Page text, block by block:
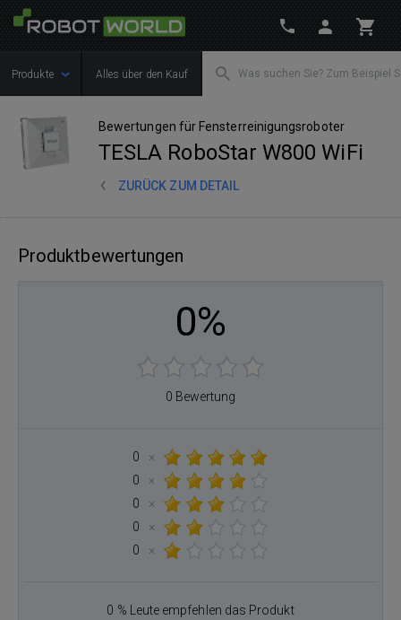
Produkte Alles über den Kauf
Bewertungen für Fensterreinigungsroboter
TESLA RoboStar W800 WiFi
ZURÜCK ZUM DETAIL
Produktbewertungen
0%
0 Bewertung
0
×
0
×
0
×
0
×
0
×
0 % Leute empfehlen das Produkt